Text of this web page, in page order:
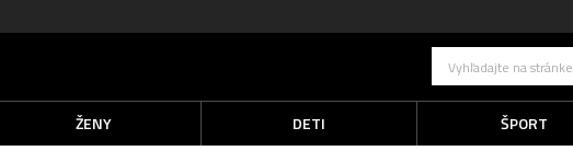
Vyhľadajte na stránke
ŽENY DETI ŠPORT